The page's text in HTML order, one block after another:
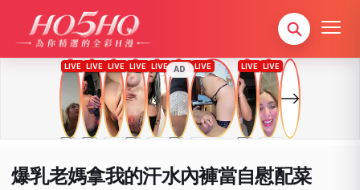
AD
爆乳老媽拿我的汗水內褲當自慰配菜